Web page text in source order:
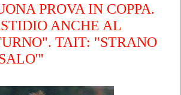
PROVA IN COPPA.
ANCHE AL
TAIT: "STRANO